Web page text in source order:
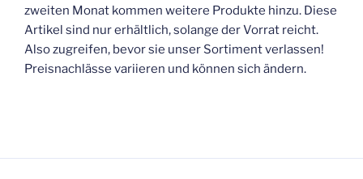
zweiten Monat kommen weitere Produkte hinzu. Diese
Artikel sind nur erhältlich, solange der Vorrat reicht.
Also zugreifen, bevor sie unser Sortiment verlassen!
Preisnachlässe variieren und können sich ändern.